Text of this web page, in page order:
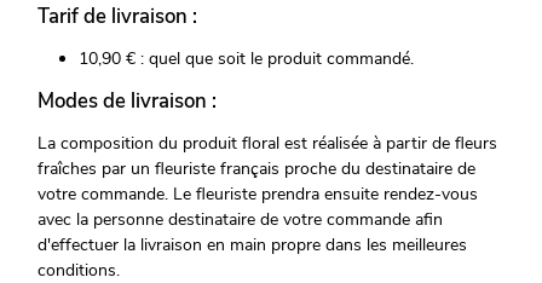
Tarif de livraison :
10,90 € : quel que soit le produit commandé.
Modes de livraison :
La composition du produit floral est réalisée à partir de fleurs
fraîches par un fleuriste français proche du destinataire de
votre commande. Le fleuriste prendra ensuite rendez-vous
avec la personne destinataire de votre commande afin
d'effectuer la livraison en main propre dans les meilleures
conditions.